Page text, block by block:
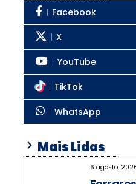
Facebook
X
YouTube
TikTok
WhatsApp
Mais Lidas
6 agosto,